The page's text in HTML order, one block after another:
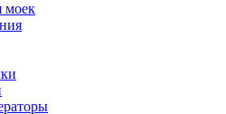
моек